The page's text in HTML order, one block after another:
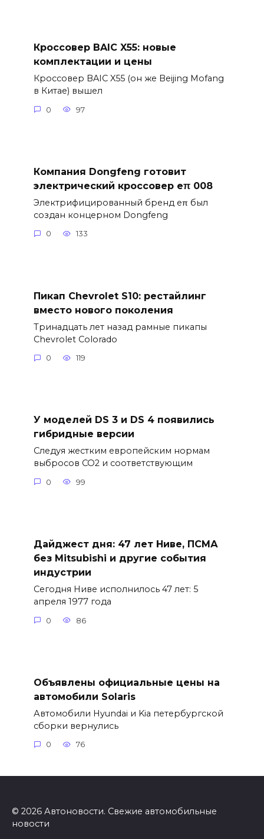
Кроссовер BAIC X55: новые
комплектации и цены
Кроссовер BAIC X55 (он же Beijing Mofang
в Китае) вышел
0 97
Компания Dongfeng готовит
электрический кроссовер eπ 008
Электрифицированный бренд eπ был
создан концерном Dongfeng
0 133
Пикап Chevrolet S10: рестайлинг
вместо нового поколения
Тринадцать лет назад рамные пикапы
Chevrolet Colorado
0 119
У моделей DS 3 и DS 4 появились
гибридные версии
Следуя жестким европейским нормам
выбросов CO2 и соответствующим
0 99
Дайджест дня: 47 лет Ниве, ПСМА
без Mitsubishi и другие события
индустрии
Сегодня Ниве исполнилось 47 лет: 5
апреля 1977 года
0 86
Объявлены официальные цены на
автомобили Solaris
Автомобили Hyundai и Kia петербургской
сборки вернулись
0 76
© 2026 Автоновости. Свежие автомобильные
новости